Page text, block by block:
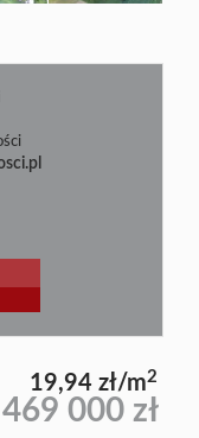
19,94 zł/m2
469 000 zł